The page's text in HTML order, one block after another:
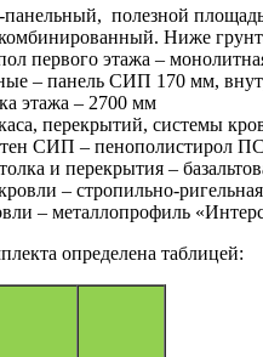
панельный, полезной
Ниже
первого этажа –
– панель СИП 170 мм,
этажа – 2700 мм
перекрытий, системы
СИП – пенополистирол
и перекрытия –
– стропильно-
– металлопрофиль
определена таблицей: